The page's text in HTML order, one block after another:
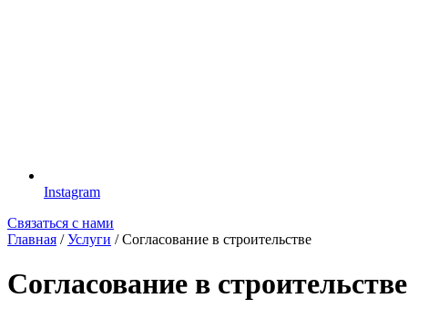
Instagram
Связаться с нами
Главная /Услуги /Согласование в строительстве
Согласование в строительстве